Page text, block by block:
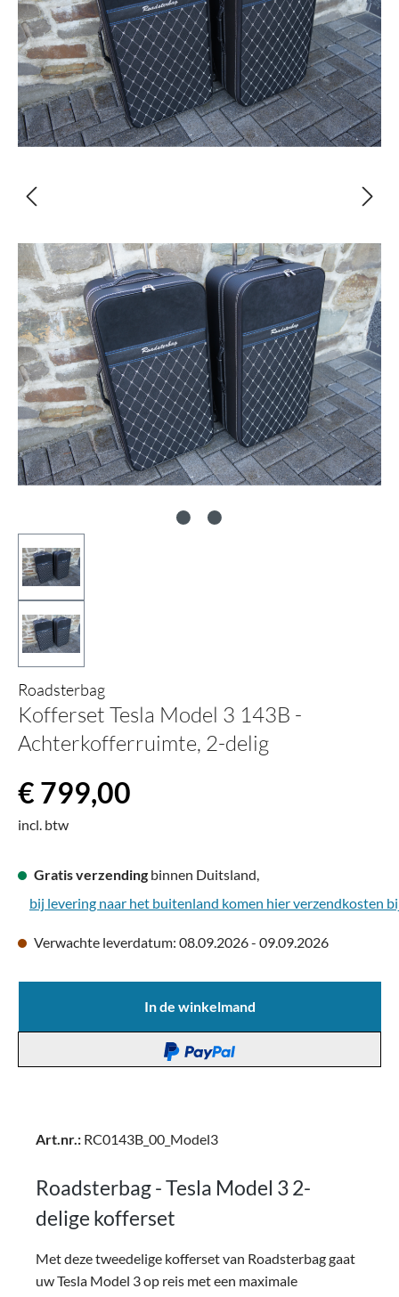
Roadsterbag
Kofferset Tesla Model 3 143B -
Achterkofferruimte, 2-delig
Normale prijs:
€ 799,00
incl. btw
Gratis verzending binnen Duitsland,
bij levering naar het buitenland komen hier verzendkosten
Verwachte leverdatum: 08.09.2026 - 09.09.2026
In de winkelmand
Art.nr.: RC0143B_00_Model3
Roadsterbag - Tesla Model 3 2-
delige kofferset
Met deze tweedelige kofferset van Roadsterbag gaat
uw Tesla Model 3 op reis met een maximale